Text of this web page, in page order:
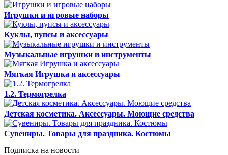
Игрушки и игровые наборы
Куклы, пупсы и аксессуары
Музыкальные игрушки и инструменты
Мягкая Игрушка и аксессуары
1.2. Термогрелка
Детская косметика. Аксессуары. Моющие средства
Сувениры. Товары для праздника. Костюмы
Подписка на новости